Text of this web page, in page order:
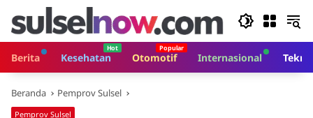
Langsung
konten
Berita
Kesehatan Otomotif Internasional
Beranda Pemprov Sulsel
Pemprov Sulsel